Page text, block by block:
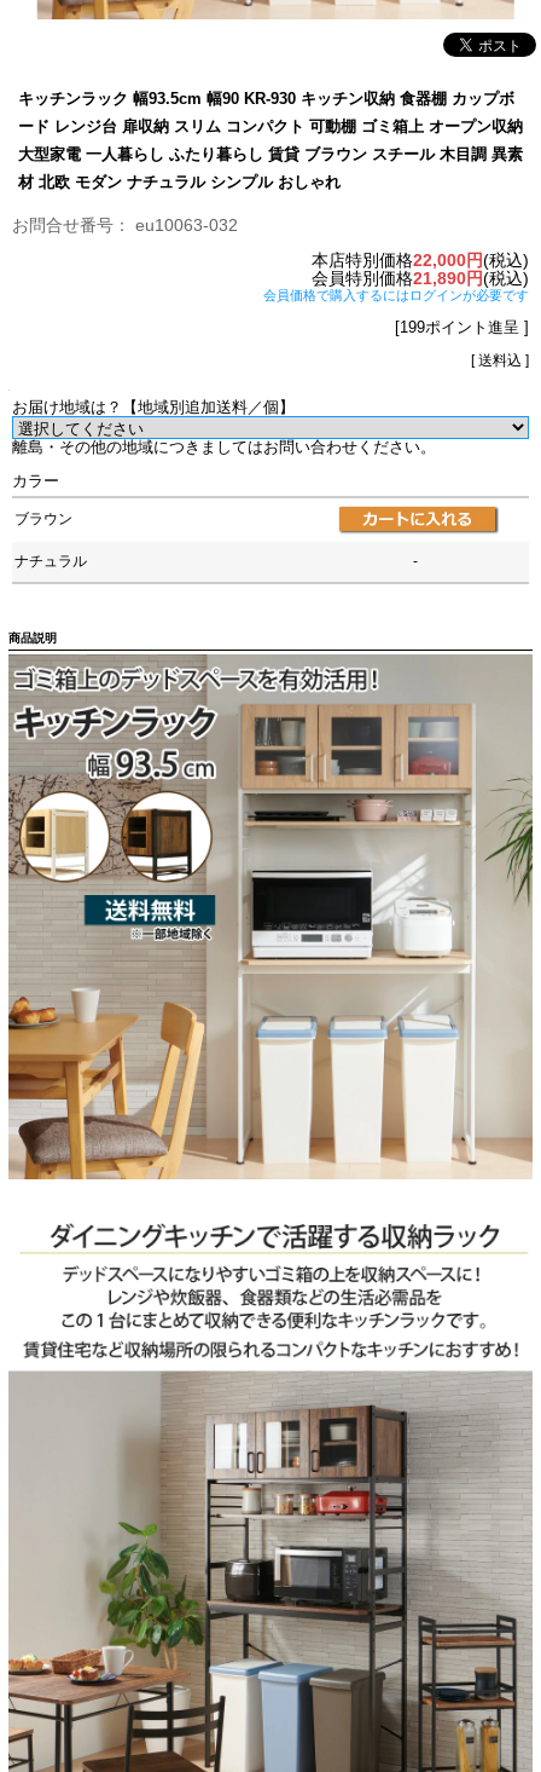
キッチンラック 幅93.5cm 幅90 KR-930 キッチン収納 食器棚 カップボ
ード レンジ台 扉収納 スリム コンパクト 可動棚 ゴミ箱上 オープン収納
大型家電 一人暮らし ふたり暮らし 賃貸 ブラウン スチール 木目調 異素
材 北欧 モダン ナチュラル シンプル おしゃれ
eu10063-032
本店特別価格22,000円(税込)
会員特別価格21,890円(税込)
会員価格で購入するにはログインが必要です
[199ポイント進呈 ]
[ 送料込 ]
お届け地域は？【地域別追加送料／個】
離島・その他の地域につきましてはお問い合わせください。
カラー
ブラウン
ナチュラル -
商品説明